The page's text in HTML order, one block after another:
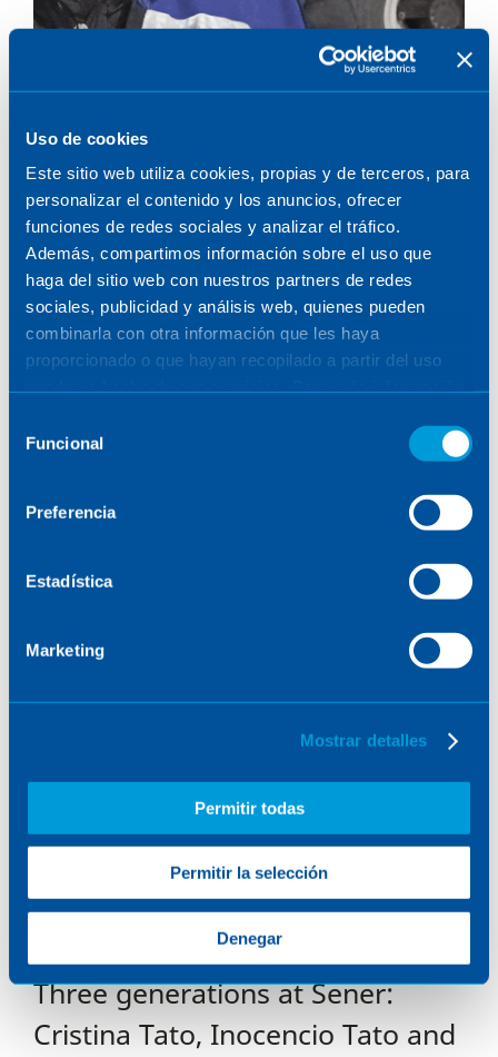
Uso de cookies
Este sitio web utiliza cookies, propias y de terceros, para
personalizar el contenido y los anuncios, ofrecer
funciones de redes sociales y analizar el tráfico.
Además, compartimos información sobre el uso que
haga del sitio web con nuestros partners de redes
sociales, publicidad y análisis web, quienes pueden
combinarla con otra información que les haya
proporcionado o que hayan recopilado a partir del uso
Funcional
Preferencia
Estadística
Marketing
Mostrar detalles
Permitir todas
Permitir la selección
Denegar
Guillermo Almaraz: “I got to
know Sener during the Tren
Maya project, while I
represented the client”
THE MIND BEHIND THE PROJECT
THE MIND BEHIND THE PROJECT
December 18, 2024
Three generations at Sener:
Cristina Tato, Inocencio Tato and